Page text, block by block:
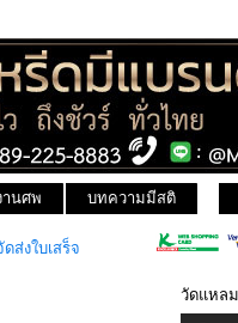
านศพ บทความมีสติ
ส่งใบเสร็จ
วัดแหล